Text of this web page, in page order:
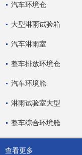
汽车环境仓
大型淋雨试验箱
汽车淋雨室
整车排放环境仓
汽车环境舱
淋雨试验室大型
整车综合环境舱
查看更多